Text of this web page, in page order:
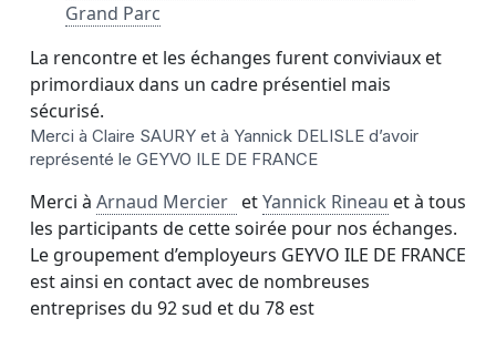
Grand Parc
La rencontre et les échanges furent conviviaux et
primordiaux dans un cadre présentiel mais
sécurisé.
Merci à Claire SAURY et à Yannick DELISLE d’avoir
représenté le GEYVO ILE DE FRANCE
Merci à Arnaud Mercier etYannick Rineau et à tous
les participants de cette soirée pour nos échanges.
Le groupement d’employeurs GEYVO ILE DE FRANCE
est ainsi en contact avec de nombreuses
entreprises du 92 sud et du 78 est